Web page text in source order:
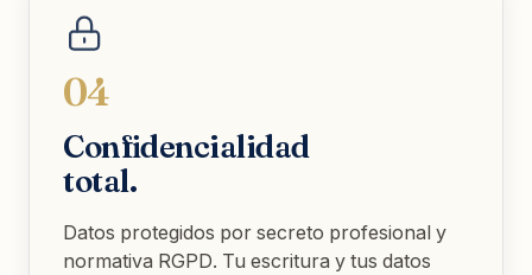
04
Confidencialidad
total.
Datos protegidos por secreto profesional y
normativa RGPD. Tu escritura y tus datos